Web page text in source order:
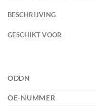
BESCHRIJVING
GESCHIKT VOOR
ODDN
OE-NUMMER